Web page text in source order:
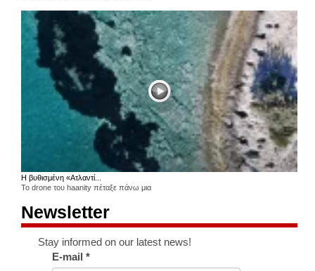
Η βυθισμένη «Ατλαντί...
Το drone του haanity πέταξε πάνω μια
Newsletter
Stay informed on our latest news!
E-mail*